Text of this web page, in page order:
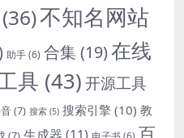
(36)不知名网站
助手(6) 合集 (19)在线
具 (43)开源工具
(7) 搜索 (5) 搜索引擎 (10) 教
百